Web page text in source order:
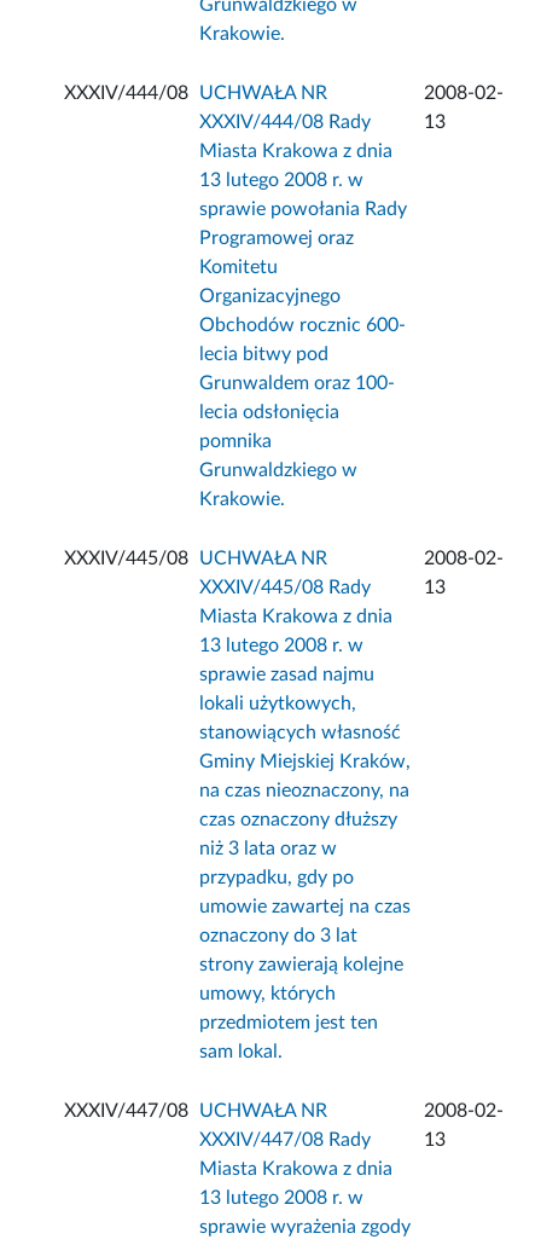
Grunwaldzkiego w
Krakowie.
XXXIV/444/08
UCHWAŁA NR
XXXIV/444/08 Rady
Miasta Krakowa z dnia
13 lutego 2008 r. w
sprawie powołania Rady
Programowej oraz
Komitetu
Organizacyjnego
Obchodów rocznic 600-
lecia bitwy pod
Grunwaldem oraz 100-
lecia odsłonięcia
pomnika
Grunwaldzkiego w
Krakowie.
2008-02-
13
XXXIV/445/08
UCHWAŁA NR
XXXIV/445/08 Rady
Miasta Krakowa z dnia
13 lutego 2008 r. w
sprawie zasad najmu
lokali użytkowych,
stanowiących własność
Gminy Miejskiej Kraków,
na czas nieoznaczony, na
czas oznaczony dłuższy
niż 3 lata oraz w
przypadku, gdy po
umowie zawartej na czas
oznaczony do 3 lat
strony zawierają kolejne
umowy, których
przedmiotem jest ten
sam lokal.
2008-02-
13
XXXIV/447/08
UCHWAŁA NR
XXXIV/447/08 Rady
Miasta Krakowa z dnia
13 lutego 2008 r. w
sprawie wyrażenia zgody
2008-02-
13